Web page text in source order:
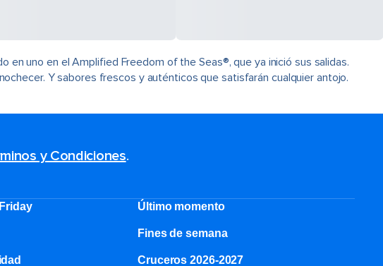
uno en el Amplified Freedom of the Seas®, que ya inició sus salidas.
Y sabores frescos y auténticos que satisfarán cualquier antojo.
y Condiciones.
Último momento
Fines de semana
Cruceros 2026-2027